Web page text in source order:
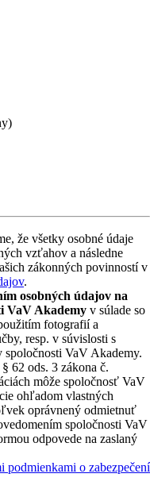
že všetky osobné údaje
vzťahov a následne
zákonných povinností v
.
osobných údajov na
VaV Akademy v súlade so
fotografií a
resp. v súvislosti s
spoločnosti VaV Akademy.
62 ods. 3 zákona č.
môže spoločnosť VaV
ohľadom vlastných
oprávnený odmietnuť
spoločnosti VaV
odpovede na zaslaný
podmienkami o zabezpečení